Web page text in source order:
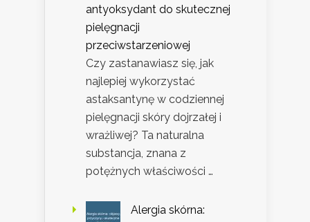
antyoksydant do skutecznej
pielęgnacji
przeciwstarzeniowej
Czy zastanawiasz się, jak
najlepiej wykorzystać
astaksantynę w codziennej
pielęgnacji skóry dojrzałej i
wrażliwej? Ta naturalna
substancja, znana z
potężnych właściwości …
Alergia skórna: